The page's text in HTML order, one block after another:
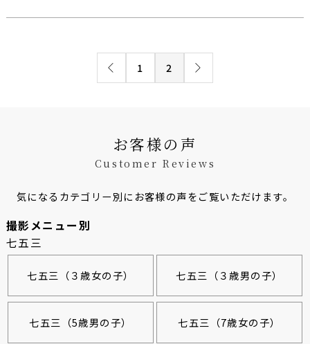
1 2
お客様の声
Customer Reviews
気になるカテゴリー別にお客様の声をご覧いただけます。
撮影メニュー別
七五三
七五三（３歳女の子） 七五三（３歳男の子）
七五三（5歳男の子） 七五三（7歳女の子）